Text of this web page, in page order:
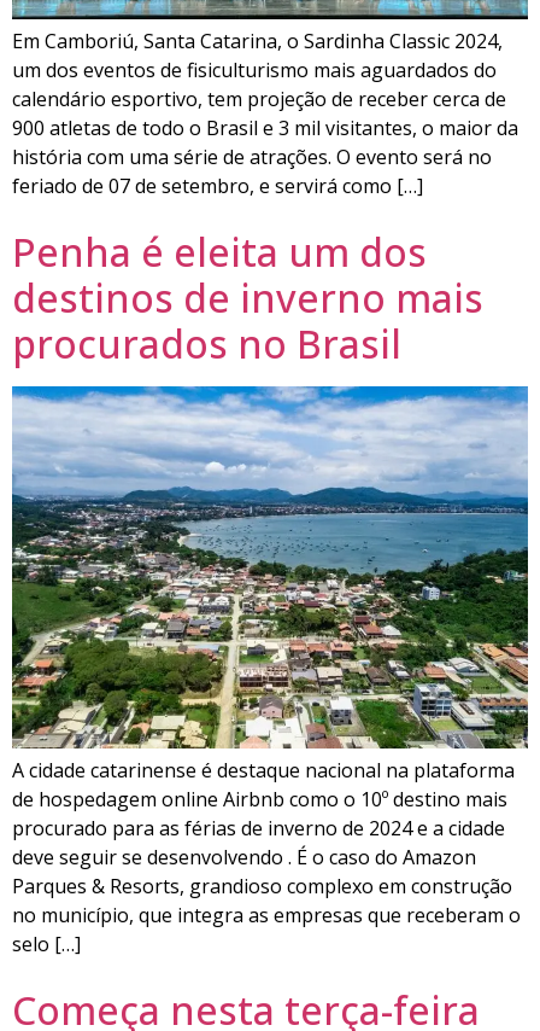
Em Camboriú, Santa Catarina, o Sardinha Classic 2024,
um dos eventos de fisiculturismo mais aguardados do
calendário esportivo, tem projeção de receber cerca de
900 atletas de todo o Brasil e 3 mil visitantes, o maior da
história com uma série de atrações. O evento será no
feriado de 07 de setembro, e servirá como […]
Penha é eleita um dos
destinos de inverno mais
procurados no Brasil
A cidade catarinense é destaque nacional na plataforma
de hospedagem online Airbnb como o 10º destino mais
procurado para as férias de inverno de 2024 e a cidade
deve seguir se desenvolvendo . É o caso do Amazon
Parques & Resorts, grandioso complexo em construção
no município, que integra as empresas que receberam o
selo […]
Começa nesta terça-feira